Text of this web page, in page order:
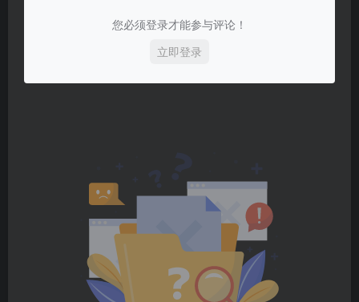
您必须登录才能参与评论！
立即登录